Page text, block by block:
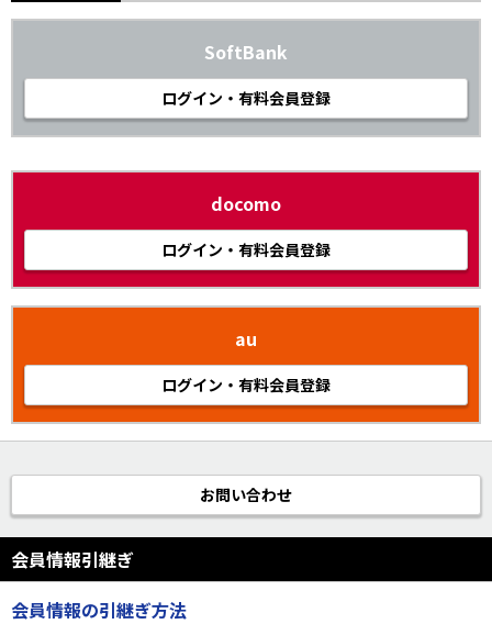
SoftBank
ログイン・有料会員登録
docomo
ログイン・有料会員登録
au
ログイン・有料会員登録
お問い合わせ
会員情報引継ぎ
会員情報の引継ぎ方法